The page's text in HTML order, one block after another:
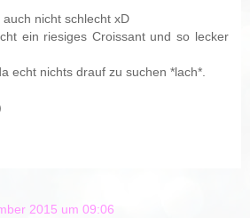
nicht schlecht xD
ein riesiges Croissant und so lecker
echt nichts drauf zu suchen *lach*.
2015 um 09:06